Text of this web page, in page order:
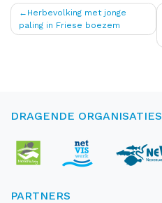
Bericht
navigatie
Herbevolking met jonge
paling in Friese boezem
DRAGENDE ORGANISATIES
PARTNERS